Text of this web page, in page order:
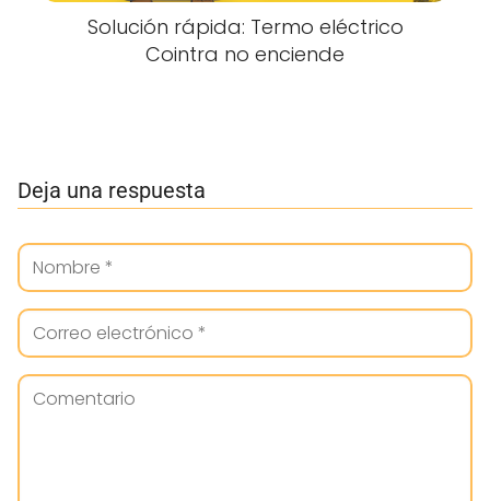
Solución rápida: Termo eléctrico
Cointra no enciende
Deja una respuesta